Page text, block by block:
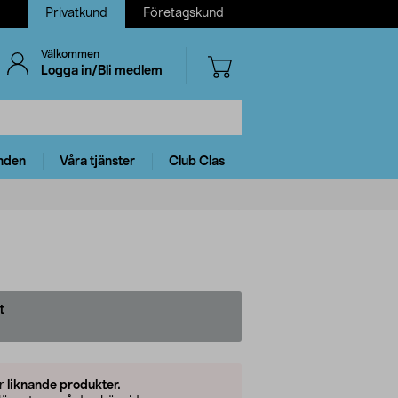
Privatkund Företagskund
Välkommen
Logga in/Bli medlem
Våra tjänster Club Clas
liknande produkter.